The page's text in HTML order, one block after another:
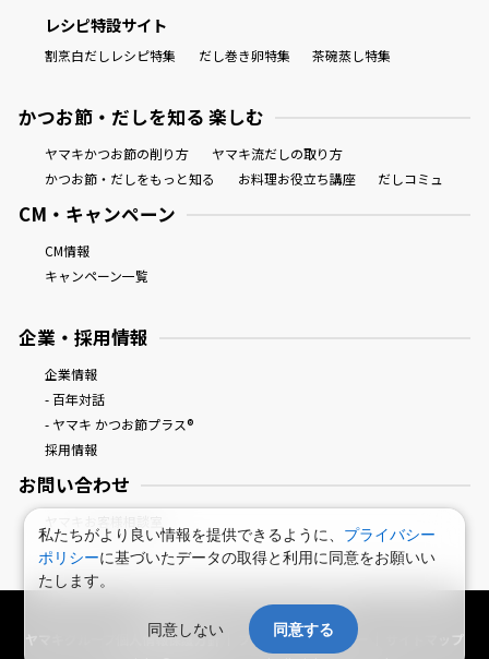
レシピ特設サイト
割烹白だしレシピ特集 だし巻き卵特集 茶碗蒸し特集
かつお節・だしを知る 楽しむ
ヤマキかつお節の削り方
ヤマキ流だしの取り方
かつお節・だしをもっと知る
お料理お役立ち講座 だしコミュ
CM・キャンペーン
CM情報
キャンペーン一覧
企業・採用情報
企業情報
- 百年対話
- ヤマキ かつお節プラス®
採用情報
お問い合わせ
鰹節屋・だし屋、ヤマキ。 : HOME
ヤマキグループ個人情報保護方針
プライバシーポリシー
サイトマップ
私たちがより良い情報を提供できるように、 プライバシー
ポリシーに基づいたデータの取得と利用に同意をお願いい
たします。
同意しない 同意する